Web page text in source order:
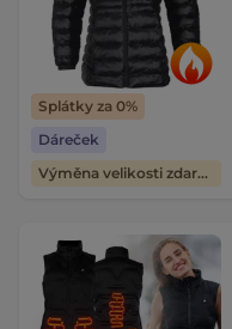
Splátky za 0%
Dáreček
Výměna velikosti zdarma